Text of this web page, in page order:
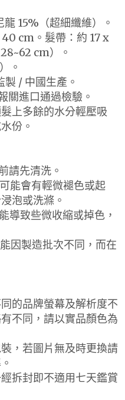
15%（超細纖維）。
cm。髮帶：約 17 x
cm）。
。
/ 中國生產。
進口通過檢驗。
上多餘的水分輕壓吸
份。
請先清洗。
能會有輕微褪色或起
泡或洗滌。
導致些微收縮或掉色，
因製造批次不同，而在
的品牌螢幕及解析度不
不同，請以實品顏色為
，若圖片無及時更換請
拆封即不適用七天鑑賞